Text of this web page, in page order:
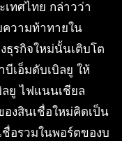
ทศไทย กล่าวว่า
ความท้าทายใน
รกิจใหม่นั้นเติบโต
เอ็มดับเบิลยู ให้
ยู ไฟแนนเชียล
องสินเชื่อใหม่คิดเป็น
อรวมในพอร์ตของบ